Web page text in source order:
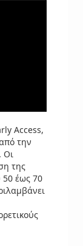
Access,
την
Οι
της
50 έως 70